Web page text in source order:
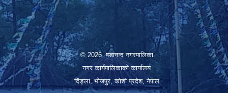
© 2026 षडानन्द नगरपालिका
नगर कार्यपालिकाको कार्यालय
दिंङ्ला, भोजपुर, कोशी प्रदेश, नेपाल